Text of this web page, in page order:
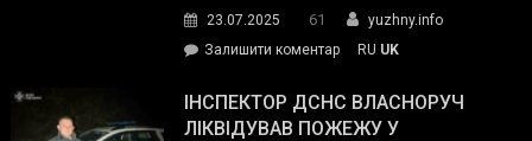
гуманітарну
допомогу
23.07.2025 61
yuzhny.info
Залишити коментарon
провів
нараду
RU UK
ІНСПЕКТОР ДСНС ВЛАСНОРУЧ
ЛІКВІДУВАВ ПОЖЕЖУ У